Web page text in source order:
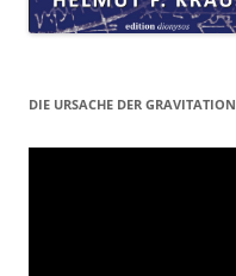
DIE URSACHE DER GRAVITATION
Video-